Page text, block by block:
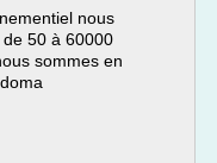
nous
50 à 60000
sommes en